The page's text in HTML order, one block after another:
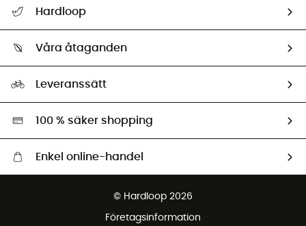
Retur & återbetalning
Hardloop
Ambassadörer
Våra åtaganden
Miljöanpassat urval
Leveranssätt
100 % säker shopping
Enkel online-handel
Gratis retur inom 100 dagar
© Hardloop 2026
Företagsinformation